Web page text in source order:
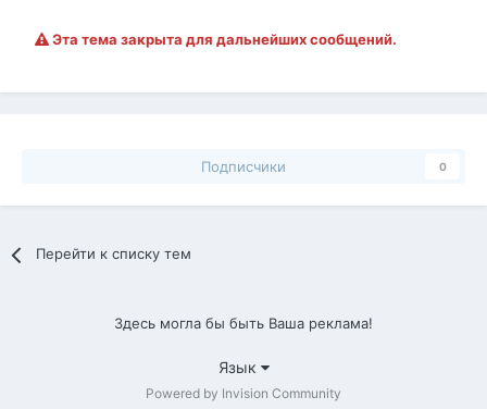
Эта тема закрыта для дальнейших сообщений.
Подписчики 0
Перейти к списку тем
Здесь могла бы быть Ваша реклама!
Язык
Powered by Invision Community